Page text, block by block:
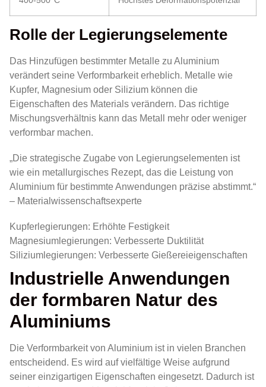
Rolle der Legierungselemente
Das Hinzufügen bestimmter Metalle zu Aluminium
verändert seine Verformbarkeit erheblich. Metalle wie
Kupfer, Magnesium oder Silizium können die
Eigenschaften des Materials verändern. Das richtige
Mischungsverhältnis kann das Metall mehr oder weniger
verformbar machen.
„Die strategische Zugabe von Legierungselementen ist
wie ein metallurgisches Rezept, das die Leistung von
Aluminium für bestimmte Anwendungen präzise abstimmt.“
– Materialwissenschaftsexperte
Kupferlegierungen: Erhöhte Festigkeit
Magnesiumlegierungen: Verbesserte Duktilität
Siliziumlegierungen: Verbesserte Gießereieigenschaften
Industrielle Anwendungen
der formbaren Natur des
Aluminiums
Die Verformbarkeit von Aluminium ist in vielen Branchen
entscheidend. Es wird auf vielfältige Weise aufgrund
seiner einzigartigen Eigenschaften eingesetzt. Dadurch ist